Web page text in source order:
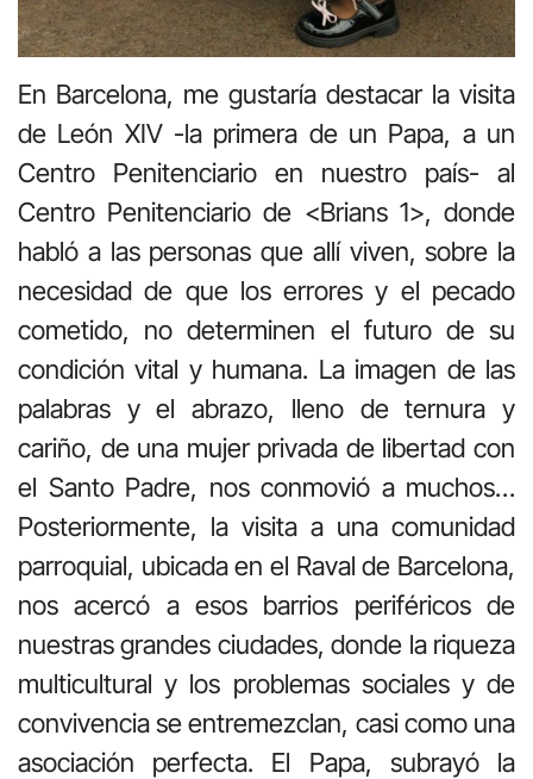
En Barcelona, me gustaría destacar la visita
de León XIV -la primera de un Papa, a un
Centro Penitenciario en nuestro país- al
Centro Penitenciario de <Brians 1>, donde
habló a las personas que allí viven, sobre la
necesidad de que los errores y el pecado
cometido, no determinen el futuro de su
condición vital y humana. La imagen de las
palabras y el abrazo, lleno de ternura y
cariño, de una mujer privada de libertad con
el Santo Padre, nos conmovió a muchos…
Posteriormente, la visita a una comunidad
parroquial, ubicada en el Raval de Barcelona,
nos acercó a esos barrios periféricos de
nuestras grandes ciudades, donde la riqueza
multicultural y los problemas sociales y de
convivencia se entremezclan, casi como una
asociación perfecta. El Papa, subrayó la